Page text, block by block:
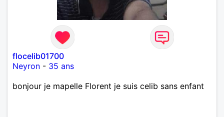
flocelib01700
Neyron - 35 ans
bonjour je mapelle Florent je suis celib sans enfant